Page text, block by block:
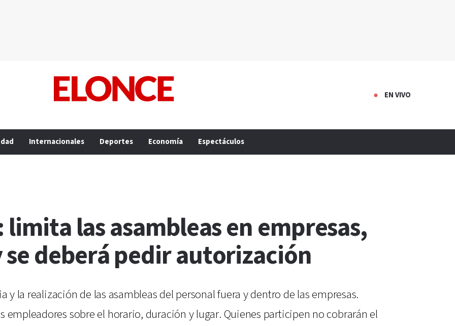
EN VIVO
Internacionales Deportes Economía Espectáculos
las asambleas en empresas,
deberá pedir autorización
la realización de las asambleas del personal fuera y dentro de las empresas.
empleadores sobre el horario, duración y lugar. Quienes participen no cobrarán el